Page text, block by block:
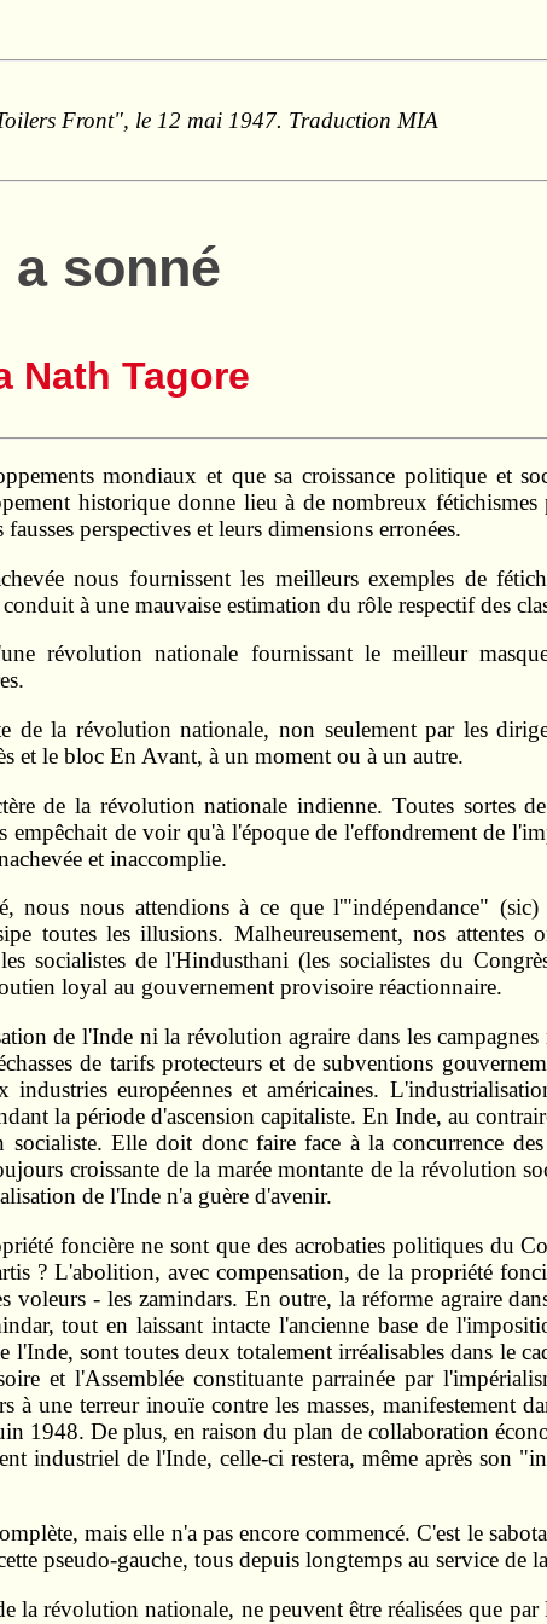
Front", le 12 mai 1947. Traduction MIA
a sonné
Nath Tagore
mondiaux et que sa croissance politique et
historique donne lieu à de nombreux
perspectives et leurs dimensions erronées.
nous fournissent les meilleurs exemples de
à une mauvaise estimation du rôle respectif des
révolution nationale fournissant le meilleur
de la révolution nationale, non seulement par les
et le bloc En Avant, à un moment ou à un autre.
de la révolution nationale indienne. Toutes sortes
de voir qu'à l'époque de l'effondrement de
et inaccomplie.
nous nous attendions à ce que l'"indépendance"
toutes les illusions. Malheureusement, nos attentes
socialistes de l'Hindusthani (les socialistes du
loyal au gouvernement provisoire réactionnaire.
de l'Inde ni la révolution agraire dans les campagnes
de tarifs protecteurs et de subventions
européennes et américaines.
la période d'ascension capitaliste. En Inde, au
Elle doit donc faire face à la concurrence des
croissante de la marée montante de la révolution
de l'Inde n'a guère d'avenir.
foncière ne sont que des acrobaties politiques du
? L'abolition, avec compensation, de la propriété
- les zamindars. En outre, la réforme agraire
tout en laissant intacte l'ancienne base de
sont toutes deux totalement irréalisables dans le
et l'Assemblée constituante parrainée par
une terreur inouïe contre les masses, manifestement
1948. De plus, en raison du plan de collaboration
industriel de l'Inde, celle-ci restera, même après son
mais elle n'a pas encore commencé. C'est le
pseudo-gauche, tous depuis longtemps au service de
la révolution nationale, ne peuvent être réalisées que